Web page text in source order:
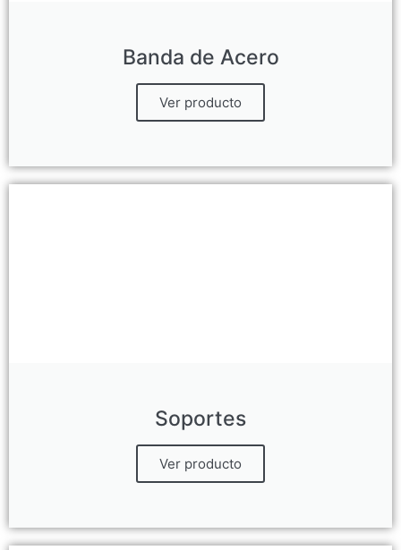
Banda de Acero
Ver producto
Soportes
Ver producto